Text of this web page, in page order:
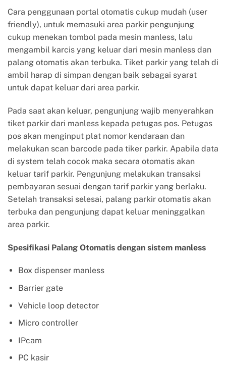
Cara penggunaan portal otomatis cukup mudah (user
friendly), untuk memasuki area parkir pengunjung
cukup menekan tombol pada mesin manless, lalu
mengambil karcis yang keluar dari mesin manless dan
palang otomatis akan terbuka. Tiket parkir yang telah di
ambil harap di simpan dengan baik sebagai syarat
untuk dapat keluar dari area parkir.
Pada saat akan keluar, pengunjung wajib menyerahkan
tiket parkir dari manless kepada petugas pos. Petugas
pos akan menginput plat nomor kendaraan dan
melakukan scan barcode pada tiker parkir. Apabila data
di system telah cocok maka secara otomatis akan
keluar tarif parkir. Pengunjung melakukan transaksi
pembayaran sesuai dengan tarif parkir yang berlaku.
Setelah transaksi selesai, palang parkir otomatis akan
terbuka dan pengunjung dapat keluar meninggalkan
area parkir.
Spesifikasi Palang Otomatis dengan sistem manless
Box dispenser manless
Barrier gate
Vehicle loop detector
Micro controller
IPcam
PC kasir